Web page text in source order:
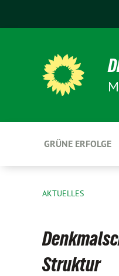
GRÜNE ERFOLGE
AKTUELLES
Struktur